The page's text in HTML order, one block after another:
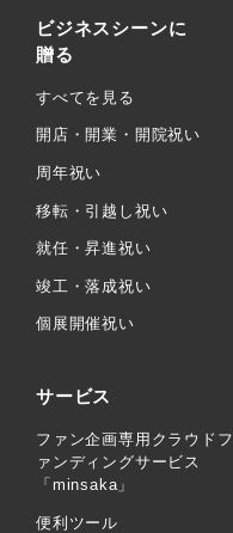
ビジネスシーンに
贈る
すべてを見る
開店・開業・開院祝い
周年祝い
移転・引越し祝い
就任・昇進祝い
竣工・落成祝い
個展開催祝い
サービス
ファン企画専用クラウドフ
ァンディングサービス
「minsaka」
便利ツール